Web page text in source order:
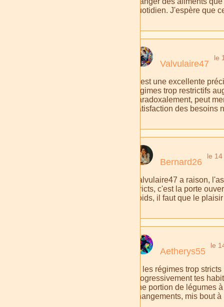
quotidien. J'espère que
Valvulaire47
le
C'est une excellente
régimes trop restrictifs
paradoxalement, peut
satisfaction des besoins
Bernard26
le
Valvulaire47 a raison,
stricts, c'est la porte
poids, il faut que le
Aetherys55
le
Si les régimes trop
progressivement tes
une portion de légumes
changements, mis bout